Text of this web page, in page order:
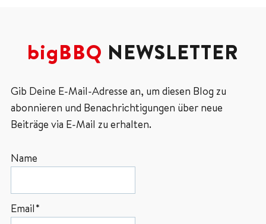
bigBBQ NEWSLETTER
Gib Deine E-Mail-Adresse an, um diesen Blog zu
abonnieren und Benachrichtigungen über neue
Beiträge via E-Mail zu erhalten.
Name
Email*